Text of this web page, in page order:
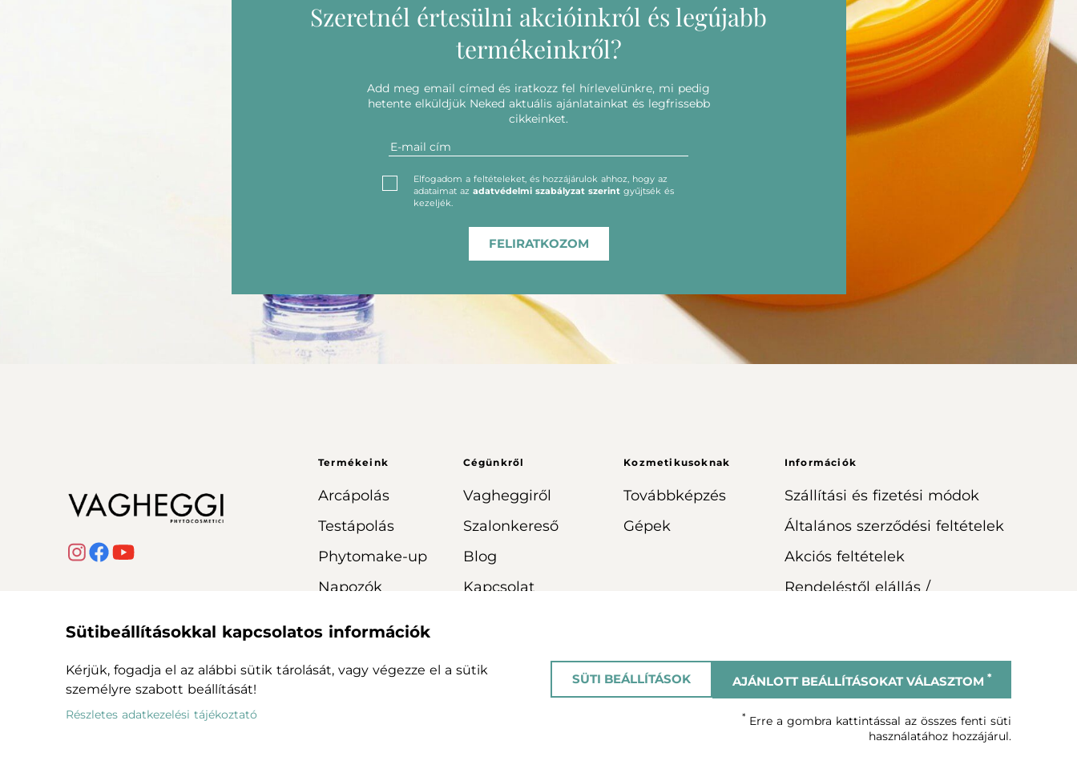
Szeretnél értesülni akcióinkról és legújabb
termékeinkről?
Add meg email címed és iratkozz fel hírlevelünkre, mi pedig
hetente elküldjük Neked aktuális ajánlatainkat és legfrissebb
cikkeinket.
Elfogadom a feltételeket, és hozzájárulok ahhoz, hogy az
adataimat az adatvédelmi szabályzat szerint gyűjtsék és
kezeljék.
FELIRATKOZOM
Termékeink
Arcápolás
Testápolás
Phytomake-up
Napozók
Cégünkről
Vagheggiről
Szalonkereső
Blog
Kapcsolat
Kozmetikusoknak
Továbbképzés
Gépek
Információk
Szállítási és fizetési módok
Általános szerződési feltételek
Akciós feltételek
Rendeléstől elállás /
Adatvédelmi szabályzat Cookie-król szóló tájékoztató
Sütibeállításokkal kapcsolatos információk
Kérjük, fogadja el az alábbi sütik tárolását, vagy végezze el a sütik
személyre szabott beállítását!
Részletes adatkezelési tájékoztató
SÜTI BEÁLLÍTÁSOK AJÁNLOTT BEÁLLÍTÁSOKAT VÁLASZTOM *
* Erre a gombra kattintással az összes fenti süti
használatához hozzájárul.